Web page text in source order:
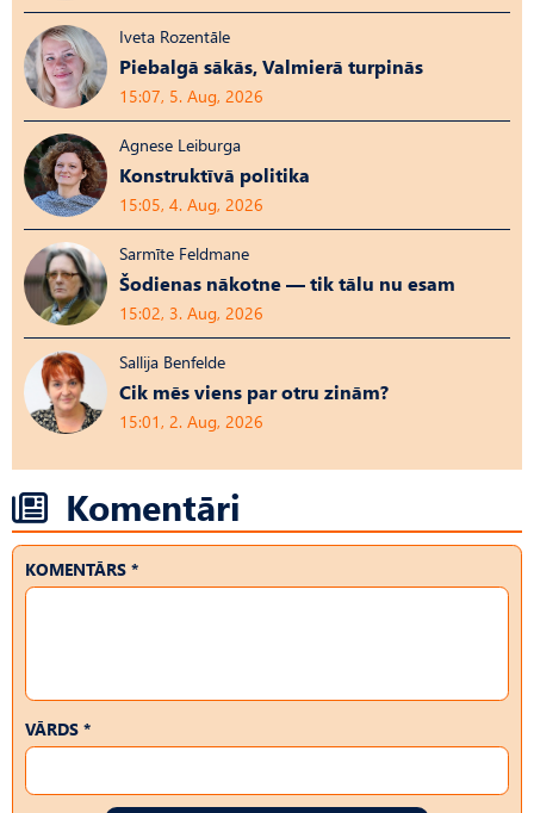
Iveta Rozentāle
Piebalgā sākās, Valmierā turpinās
15:07, 5. Aug, 2026
Agnese Leiburga
Konstruktīvā politika
15:05, 4. Aug, 2026
Sarmīte Feldmane
Šodienas nākotne — tik tālu nu esam
15:02, 3. Aug, 2026
Sallija Benfelde
Cik mēs viens par otru zinām?
15:01, 2. Aug, 2026
Komentāri
KOMENTĀRS *
VĀRDS *